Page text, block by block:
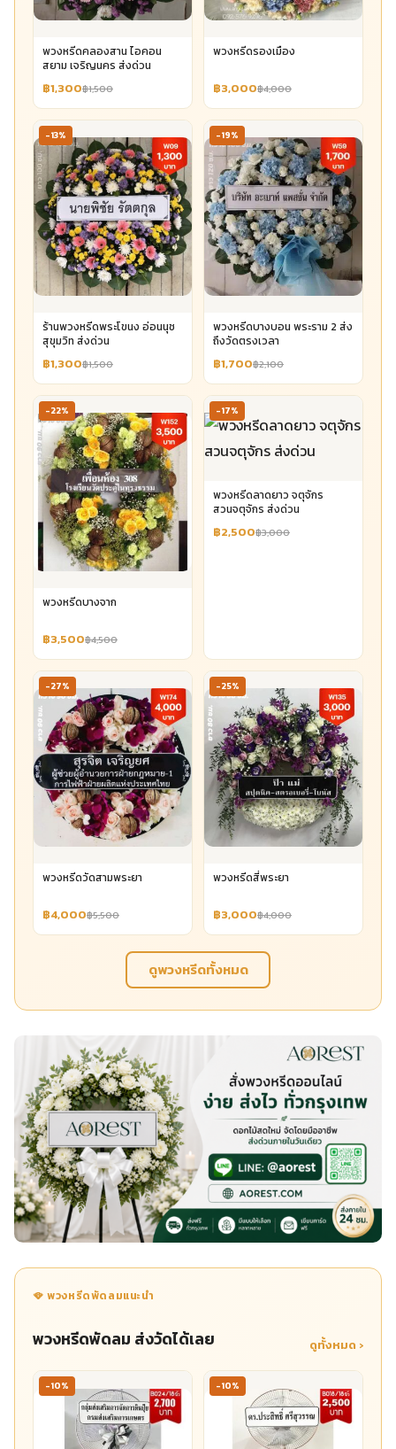
พวงหรีดคลองสาน ไอคอน
สยาม เจริญนคร ส่งด่วน
฿1,300฿1,500
พวงหรีดรองเมือง
฿3,000฿4,000
-13%
ร้านพวงหรีดพระโขนง อ่อนนุช
สุขุมวิท ส่งด่วน
฿1,300฿1,500
-19%
พวงหรีดบางบอน พระราม 2 ส่ง
ถึงวัดตรงเวลา
฿1,700฿2,100
-22%
พวงหรีดบางจาก
฿3,500฿4,500
-17%
พวงหรีดลาดยาว จตุจักร
สวนจตุจักร ส่งด่วน
฿2,500฿3,000
-27%
พวงหรีดวัดสามพระยา
฿4,000฿5,500
-25%
พวงหรีดสี่พระยา
฿3,000฿4,000
ดูพวงหรีดทั้งหมด
🪭 พวงหรีดพัดลมแนะนำ
พวงหรีดพัดลม ส่งวัดได้เลย ดูทั้งหมด ›
-10% -10%